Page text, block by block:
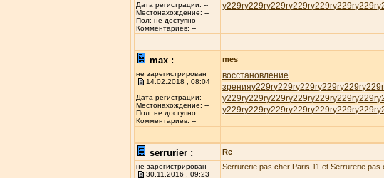
Дата регистрации: --
Местонахождение: --
Пол: не доступно
Комментариев: --
у229rу229rу229rу229rу229rу229rу229r
max : mes
не зарегистрирован
14.02.2018 , 08:04
Дата регистрации: --
Местонахождение: --
Пол: не доступно
Комментариев: --
восстановление
зренияу229rу229rу229rу229rу229rу229r
у229rу229rу229rу229rу229rу229rу229r
у229rу229rу229rу229rу229rу229rу229r
serrurier : Re
не зарегистрирован
30.11.2016 , 09:23
Serrurerie pas cher Paris 11 et Serrurerie